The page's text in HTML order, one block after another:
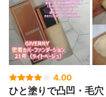
4.00
ひと塗りで凸凹・毛